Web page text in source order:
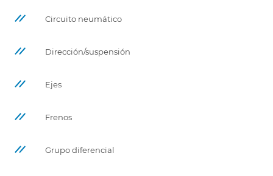
Circuito neumático
Dirección/suspensión
Ejes
Frenos
Grupo diferencial